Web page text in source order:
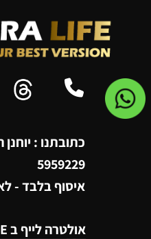
5959229
איסוף בלבד -
אולטרה לייף ב WAZE